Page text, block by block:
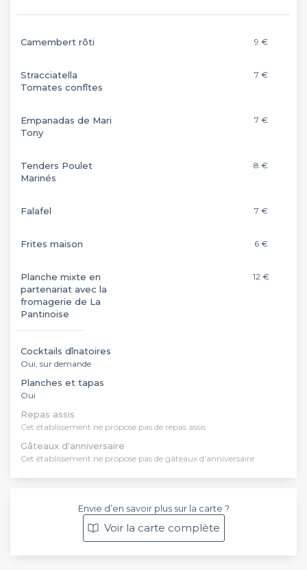
Camembert rôti 9 €
Stracciatella
Tomates confîtes
7 €
Empanadas de Mari
Tony
7 €
Tenders Poulet
Marinés
8 €
Falafel 7 €
Frites maison 6 €
Planche mixte en
partenariat avec la
fromagerie de La
Pantinoise
12 €
Cocktails dînatoires
Oui, sur demande
Planches et tapas
Oui
Repas assis
Cet établissement ne propose pas de repas assis
Gâteaux d'anniversaire
Cet établissement ne propose pas de gâteaux d'anniversaire
Envie d’en savoir plus sur la carte ?
Voir la carte complète